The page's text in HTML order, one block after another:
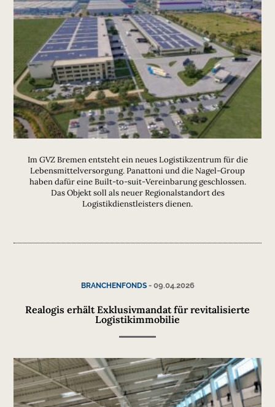
Im GVZ Bremen entsteht ein neues Logistikzentrum für die
Lebensmittelversorgung. Panattoni und die Nagel-Group
haben dafür eine Built-to-suit-Vereinbarung geschlossen.
Das Objekt soll als neuer Regionalstandort des
Logistikdienstleisters dienen.
BRANCHENFONDS- 09.04.2026
Realogis erhält Exklusivmandat für revitalisierte
Logistikimmobilie